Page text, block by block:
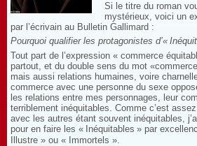
Si le titre du roman
mystérieux, voici un
par l’écrivain au Bulletin Gallimard :
Pourquoi qualifier les protagonistes d’«
Tout part de l’expression « commerce
partout, et du double sens du mot
mais aussi relations humaines, voire
commerce avec une personne du sexe
les relations entre mes personnages, leur
terriblement inéquitables. Comme c’est
avec les autres étant souvent inéquitables,
pour en faire les « Inéquitables » par
Illustre » ou « Immortels ».